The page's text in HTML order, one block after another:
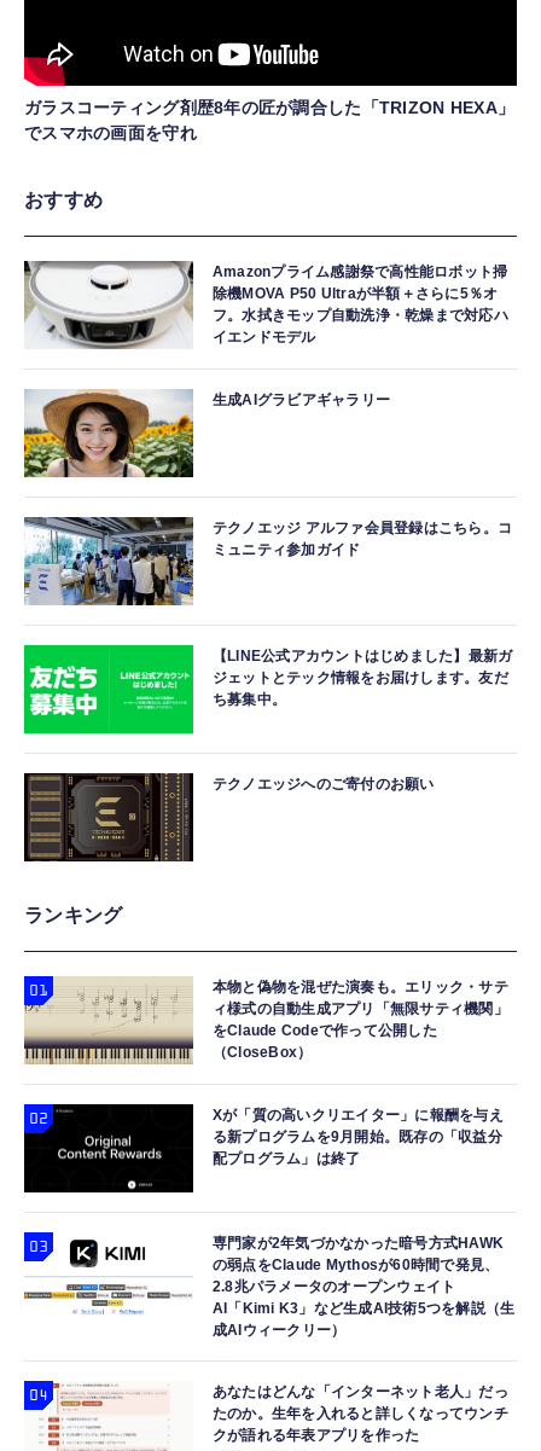
ガラスコーティング剤歴8年の匠が調合した「TRIZON HEXA」
でスマホの画面を守れ
おすすめ
Amazonプライム感謝祭で高性能ロボット掃
除機MOVA P50 Ultraが半額＋さらに5％オ
フ。水拭きモップ自動洗浄・乾燥まで対応ハ
イエンドモデル
生成AIグラビアギャラリー
テクノエッジ アルファ会員登録はこちら。コ
ミュニティ参加ガイド
【LINE公式アカウントはじめました】最新ガ
ジェットとテック情報をお届けします。友だ
ち募集中。
テクノエッジへのご寄付のお願い
ランキング
本物と偽物を混ぜた演奏も。エリック・サテ
ィ様式の自動生成アプリ「無限サティ機関」
をClaude Codeで作って公開した
（CloseBox）
Xが「質の高いクリエイター」に報酬を与え
る新プログラムを9月開始。既存の「収益分
配プログラム」は終了
専門家が2年気づかなかった暗号方式HAWK
の弱点をClaude Mythosが60時間で発見、
2.8兆パラメータのオープンウェイト
AI「Kimi K3」など生成AI技術5つを解説（生
成AIウィークリー）
あなたはどんな「インターネット老人」だっ
たのか。生年を入れると詳しくなってウンチ
クが語れる年表アプリを作った